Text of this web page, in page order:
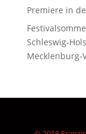
Premiere in
Schleswig-
Mecklenburg-